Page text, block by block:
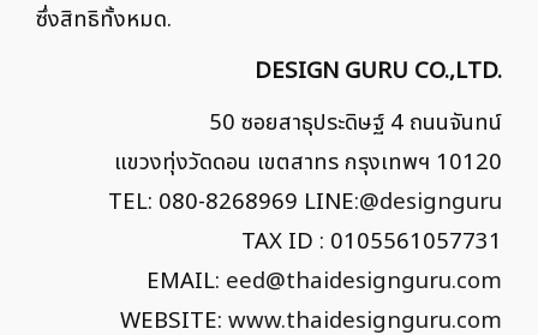
ซึ่งสิทธิทั้งหมด.
DESIGN GURU CO.,LTD.
50 ซอยสาธุประดิษฐ์ 4 ถนนจันทน์
แขวงทุ่งวัดดอน เขตสาทร กรุงเทพฯ 10120
TEL: 080-8268969 LINE:@designguru
TAX ID : 0105561057731
EMAIL: eed@thaidesignguru.com
WEBSITE: www.thaidesignguru.com